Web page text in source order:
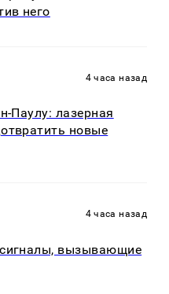
него
4 часа назад
Паулу: лазерная
новые
4 часа назад
сигналы, вызывающие